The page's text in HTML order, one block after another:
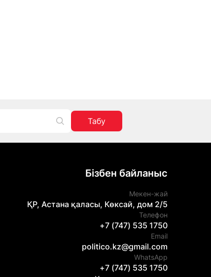
Табу
Бізбен байланыс
Мекен-жай
ҚР, Астана қаласы, Көксай, дом 2/5
Телефон
+7 (747) 535 1750
Email
politico.kz@gmail.com
WhatsApp
+7 (747) 535 1750